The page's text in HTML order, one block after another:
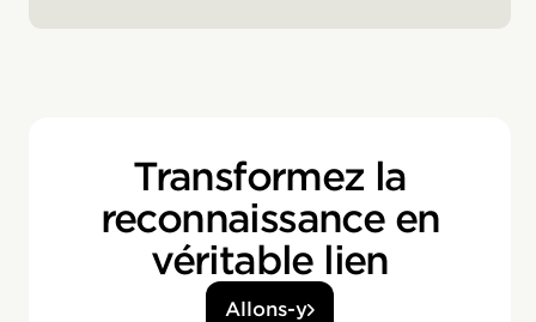
Transformez la
reconnaissance en
véritable lien
Allons-y